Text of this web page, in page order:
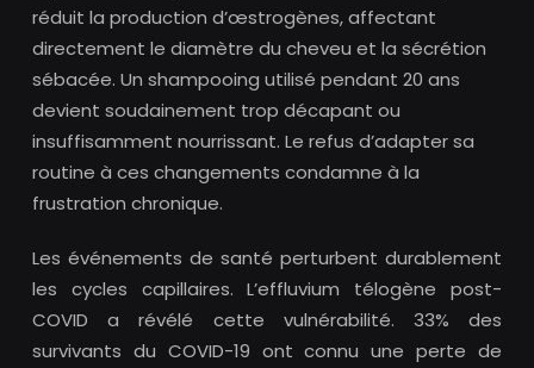
réduit la production d’œstrogènes, affectant
directement le diamètre du cheveu et la sécrétion
sébacée. Un shampooing utilisé pendant 20 ans
devient soudainement trop décapant ou
insuffisamment nourrissant. Le refus d’adapter sa
routine à ces changements condamne à la
frustration chronique.
Les événements de santé perturbent durablement
les cycles capillaires. L’effluvium télogène post-
COVID a révélé cette vulnérabilité. 33% des
survivants du COVID-19 ont connu une perte de